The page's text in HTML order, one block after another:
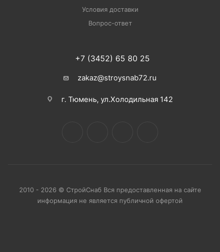
Условия доставки
Вопрос-ответ
+7 (3452) 65 80 25
zakaz@stroysnab72.ru
г. Тюмень, ул.Холодильная 142
2010 - 2026 © СтройСнаб Вся предоставленная на сайте
информация не является публичной офертой